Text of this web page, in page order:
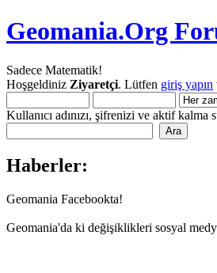
Geomania.Org
Sadece Matematik!
Hoşgeldiniz Ziyaretçi. Lütfen giriş yapın
Kullanıcı adınızı, şifrenizi ve aktif kalma
Haberler:
Geomania Facebookta!
Geomania'da ki değişiklikleri sosyal